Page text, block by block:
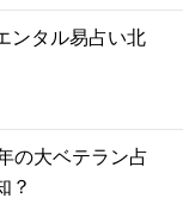
ンタル易占い北
の大ベテラン占
？